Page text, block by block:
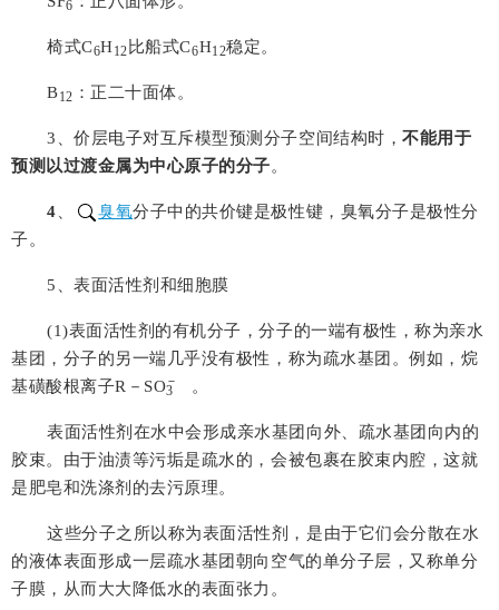
6
椅式C6H12 比船式C6H12稳定。
B12 ：正二十面体。
3 、价层电子对互斥模型预测分子空间结构时，不能用于
预测以过渡金属为中心原子的分子。
4 臭氧分子中的共价键是极性键，臭氧分子是极性分
子。
5 、表面活性剂和细胞膜
(1)表面活性剂的有机分子，分子的一端有极性，称为亲水
基团，分子的另一端几乎没有极性，称为疏水基团。例如，烷
基磺酸根离子R－SO3
－ 。
表面活性剂在水中会形成亲水基团向外、疏水基团向内的
胶束。由于油渍等污垢是疏水的，会被包裹在胶束内腔，这就
是肥皂和洗涤剂的去污原理。
这些分子之所以称为表面活性剂，是由于它们会分散在水
的液体表面形成一层疏水基团朝向空气的单分子层，又称单分
子膜，从而大大降低水的表面张力。